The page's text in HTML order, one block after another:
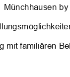
Münchhausen
mit familiären